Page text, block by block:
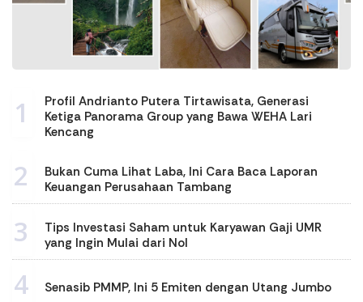
1
Profil Andrianto Putera Tirtawisata, Generasi
Ketiga Panorama Group yang Bawa WEHA Lari
Kencang
2
Bukan Cuma Lihat Laba, Ini Cara Baca Laporan
Keuangan Perusahaan Tambang
3
Tips Investasi Saham untuk Karyawan Gaji UMR
yang Ingin Mulai dari Nol
4 Senasib PMMP, Ini 5 Emiten dengan Utang Jumbo